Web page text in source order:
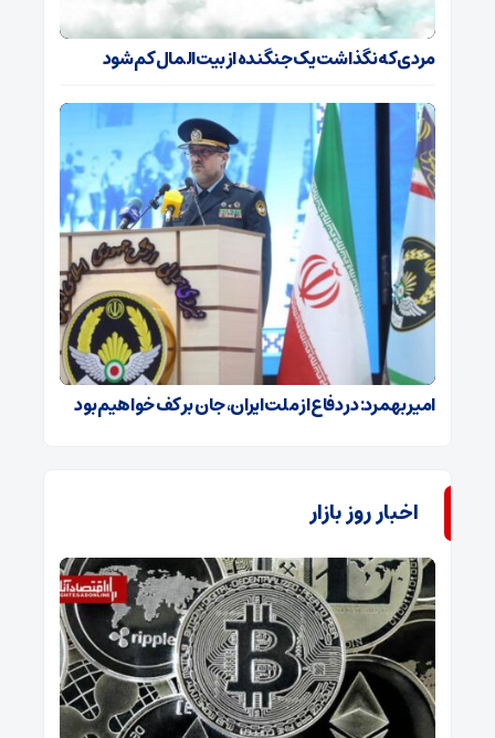
مردی که نگذاشت یک جنگنده از بیت‌المال کم شود
امیر بهمرد: در دفاع از ملت ایران، جان بر کف خواهیم بود
اخبار روز بازار